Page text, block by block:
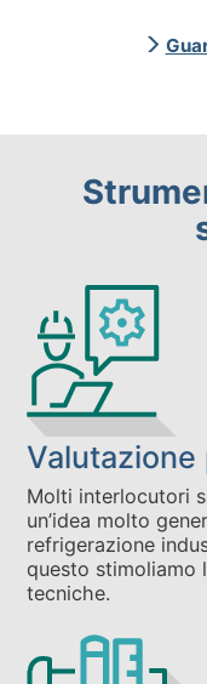
Valutazione
Molti interlocutori
un’idea molto
refrigerazione
questo stimoliamo
tecniche.